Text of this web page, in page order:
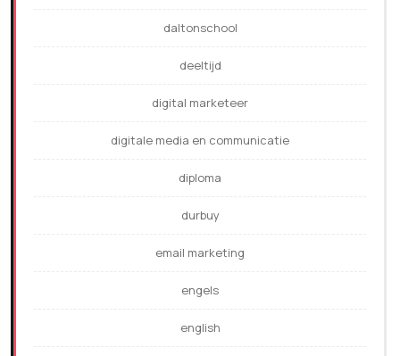
daltonschool
deeltijd
digital marketeer
digitale media en communicatie
diploma
durbuy
email marketing
engels
english